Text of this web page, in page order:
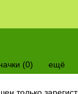
(0) ещё